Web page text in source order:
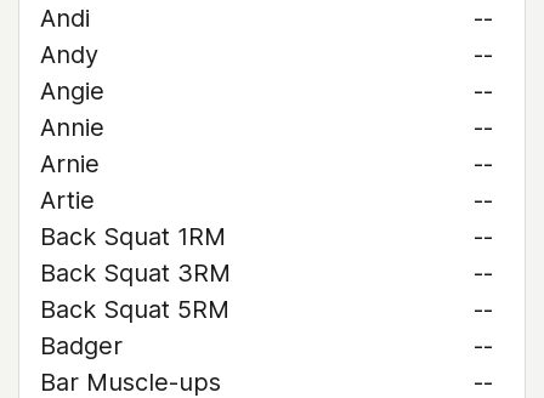
Andi
--
Andy
--
Angie
--
Annie
--
Arnie
--
Artie
--
Back Squat 1RM
--
Back Squat 3RM
--
Back Squat 5RM
--
Badger
--
Bar Muscle-ups
--